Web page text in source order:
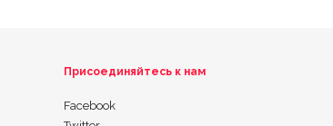
Присоединяйтесь к нам
Facebook